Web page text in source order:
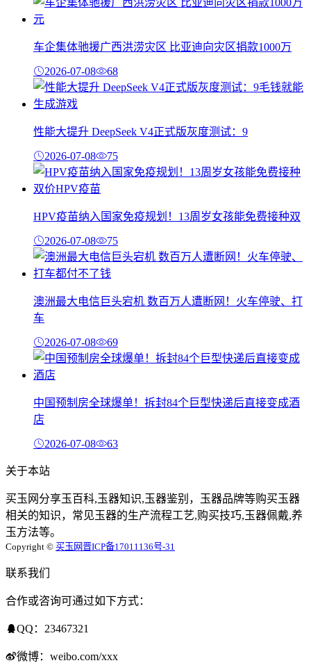
车企集体驰援广西洪涝灾区 比亚迪向灾区捐款1000万
2026-07-08 68
性能大提升 DeepSeek V4正式版灰度测试：9
2026-07-08 75
HPV疫苗纳入国家免疫规划！13周岁女孩能免费接种双
2026-07-08 75
澳洲最大电信巨头宕机 数百万人遭断网！火车停驶、打
车
2026-07-08 69
中国预制房全球爆单！拆封84个巨型快递后直接变成酒
店
2026-07-08 63
关于本站
买玉网分享玉百科,玉器知识,玉器鉴别，玉器品牌等购买玉器
相关的知识，常见玉器的生产流程工艺,购买技巧,玉器佩戴,养
玉方法等。
Copyright © 买玉网晋ICP备17011136号-31
联系我们
合作或咨询可通过如下方式：
QQ：23467321
微博：weibo.com/xxx